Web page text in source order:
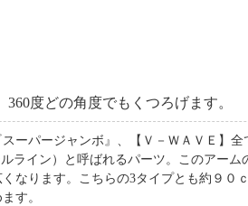
度どの角度でもくつろげます。
スーパージャンボ』、【Ｖ－ＷＡＶＥ】
ライン）と呼ばれるパーツ。このアー
なります。こちらの3タイプとも約９０
す。